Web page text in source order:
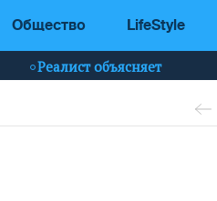
Общество LifeStyle
Реалист объясняет